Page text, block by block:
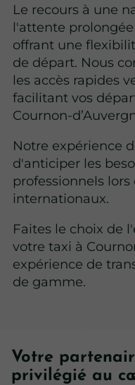
Le recours à une
l'attente
offrant une
de départ. Nous
les accès rapides
facilitant vos
Cournon-
Notre expérience
d'anticiper les
professionnels
internationaux.
Faites le choix de
votre taxi à
expérience de
de gamme.
Votre
privilégié au